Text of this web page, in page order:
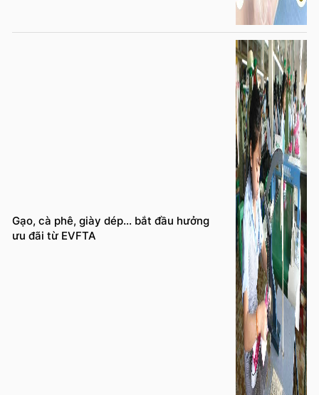
Gạo, cà phê, giày dép… bắt đầu hưởng
ưu đãi từ EVFTA